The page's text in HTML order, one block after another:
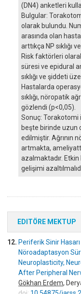
(DN4) anketleri
Bulgular:
olarak bulundu.
arasında olan
arttıkça NP sıklığı
Risk faktörleri
süresi ve epidural
sıklığı ve şiddeti
Hastalarda
sıklığı, nöropatik
gözlendi (p<0,05).
Sonuç: Torakotomi
beşte birinde uzun
edilmiştir. Ağrının
artmakta,
azalmaktadır.
gelişimi
EDITÖRE MEKTUP
12. Periferik Sinir
Nöroadaptasyon
Neuroplasticity,
After Peripheral
Gökhan Erdem,